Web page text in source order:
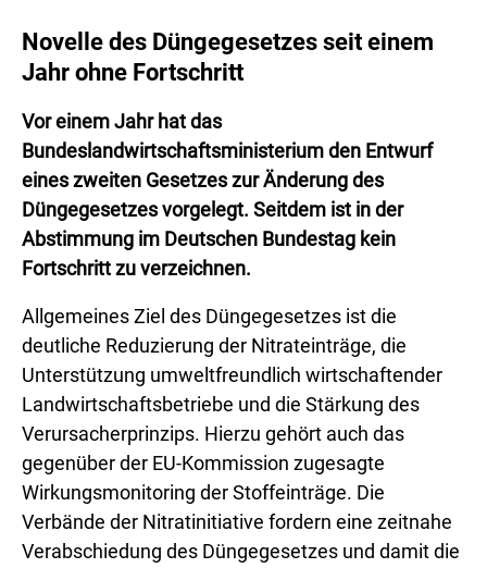
Novelle des Düngegesetzes seit einem
Jahr ohne Fortschritt
Vor einem Jahr hat das
Bundeslandwirtschaftsministerium den Entwurf
eines zweiten Gesetzes zur Änderung des
Düngegesetzes vorgelegt. Seitdem ist in der
Abstimmung im Deutschen Bundestag kein
Fortschritt zu verzeichnen.
Allgemeines Ziel des Düngegesetzes ist die
deutliche Reduzierung der Nitrateinträge, die
Unterstützung umweltfreundlich wirtschaftender
Landwirtschaftsbetriebe und die Stärkung des
Verursacherprinzips. Hierzu gehört auch das
gegenüber der EU-Kommission zugesagte
Wirkungsmonitoring der Stoffeinträge. Die
Verbände der Nitratinitiative fordern eine zeitnahe
Verabschiedung des Düngegesetzes und damit die